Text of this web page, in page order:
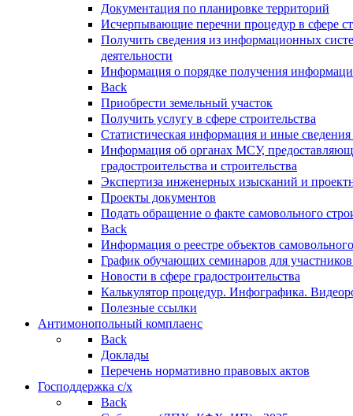
Документация по планировке территорий
Исчерпывающие перечни процедур в сфере
Получить сведения из информационных
деятельности
Информация о порядке получения
Back
Приобрести земельный участок
Получить услугу в сфере строительства
Статистическая информация и иные сведения
Информация об органах МСУ,
градостроительства и строительства
Экспертиза инженерных изысканий и
Проекты документов
Подать обращение о факте самовольного
Back
Информация о реестре объектов
График обучающих семинаров для участников
Новости в сфере градостроительства
Калькулятор процедур. Инфографика.
Полезные ссылки
Антимонопольный комплаенс
Back
Доклады
Перечень нормативно правовых актов
Господдержка с/х
Back